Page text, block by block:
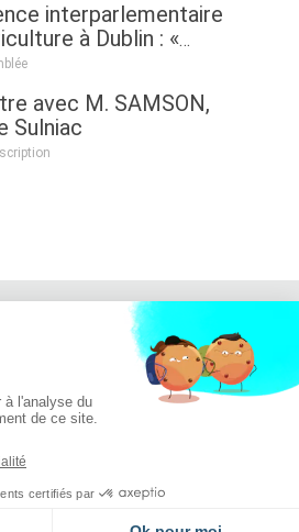
interparlementaire
à Dublin : «
de l'agriculture, de
générationnel,
dans l'agriculture et
»
avec M. SAMSON,
Sulniac
Retrouvez moi sur :